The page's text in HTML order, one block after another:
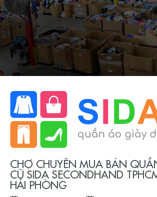
CHỢ CHUYÊN MUA BÁN
CŨ SIDA SECONDHAND
HẢI PHÒNG